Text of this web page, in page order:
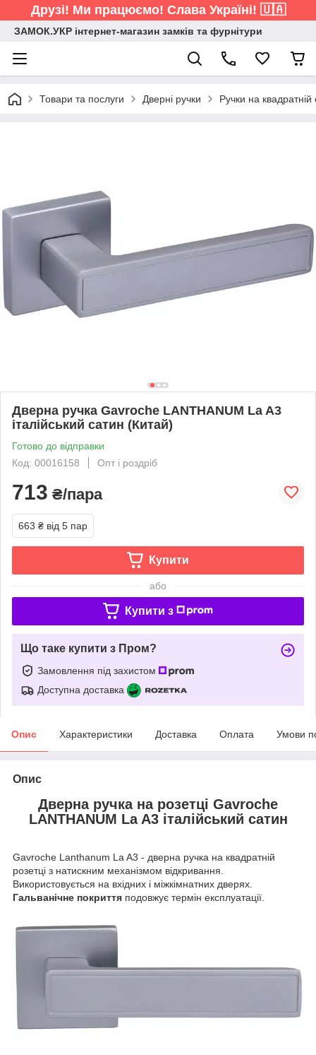
Друзі! Ми працюємо! Слава Україні! 🇺🇦
ЗАМОК.УКР інтернет-магазин замків та фурнітури
Товари та послуги Дверні ручки Ручки на квадратній
Дверна ручка Gavroche LANTHANUM La A3
італійський сатин (Китай)
Готово до відправки
Код: 00016158
Опт і роздріб
713 ₴/пара
663 ₴ від 5 пар
Купити
або
Купити з
Що таке купити з Пром?
Замовлення під захистом
Доступна доставка
Опис Характеристики Доставка Оплата Умови
Опис
Дверна ручка на розетці Gavroche
LANTHANUM La A3 італійський сатин
Gavroche Lanthanum La A3 - дверна ручка на квадратній
розетці з натискним механізмом відкривання.
Використовується на вхідних і міжкімнатних дверях.
Гальванічне покриття подовжує термін експлуатації.